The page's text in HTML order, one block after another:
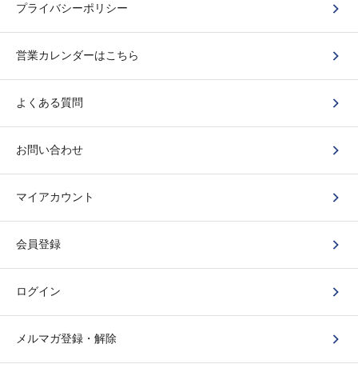
プライバシーポリシー
営業カレンダーはこちら
よくある質問
お問い合わせ
マイアカウント
会員登録
ログイン
メルマガ登録・解除